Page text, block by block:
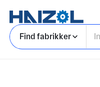
Find fabrikker